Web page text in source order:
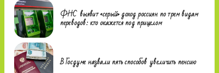
ФНС выявит «серый» доход россиян по трем видам
переводов: кто окажется под прицелом
В Госдуме назвали пять способов увеличить пенсию